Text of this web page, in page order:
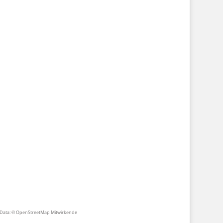
© OpenStreetMap Mitwirkende